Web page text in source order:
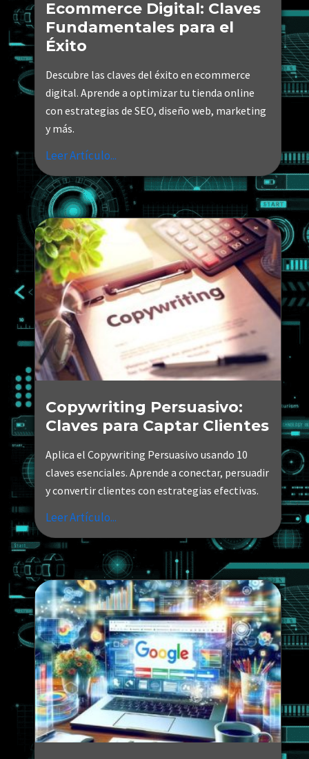
Ecommerce Digital: Claves
Fundamentales para el
Éxito
Descubre las claves del éxito en ecommerce
digital. Aprende a optimizar tu tienda online
con estrategias de SEO, diseño web, marketing
y más.
Leer Artículo...
Copywriting Persuasivo:
Claves para Captar Clientes
Aplica el Copywriting Persuasivo usando 10
claves esenciales. Aprende a conectar, persuadir
y convertir clientes con estrategias efectivas.
Leer Artículo...